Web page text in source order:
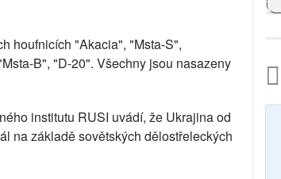
houfnicích "Akacia", "Msta-S",
B", "D-20". Všechny jsou nasazeny
institutu RUSI uvádí, že Ukrajina od
na základě sovětských dělostřeleckých